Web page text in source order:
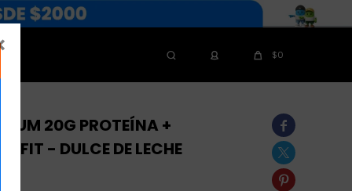
$0



20G PROTEÍNA +
- DULCE DE LECHE